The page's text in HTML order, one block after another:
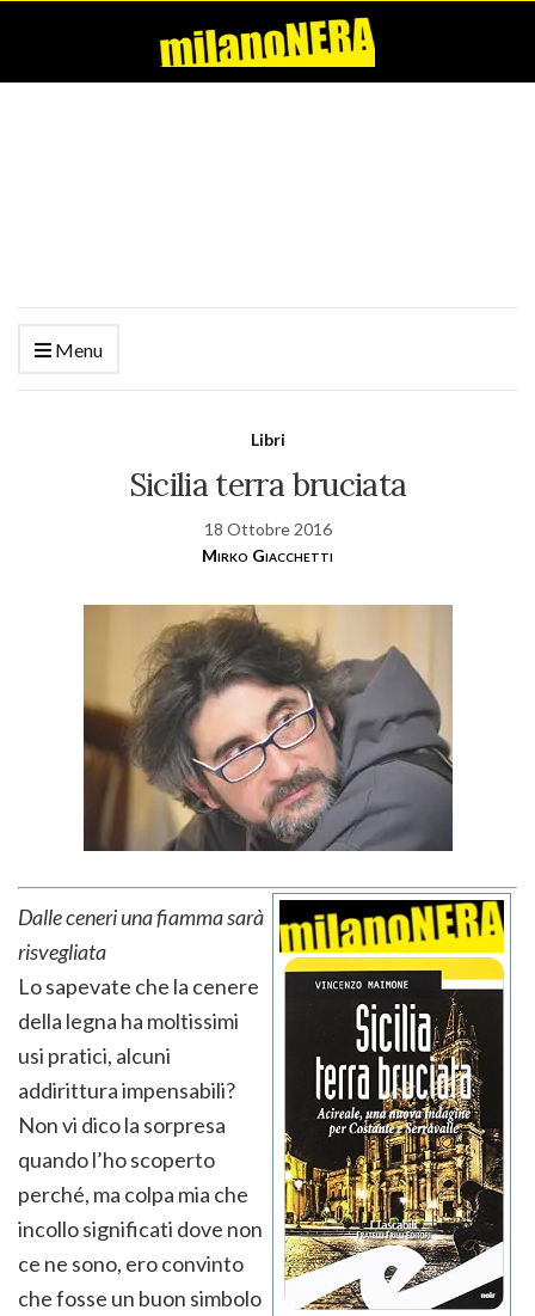
Menu
Libri
Sicilia terra bruciata
18 Ottobre 2016
Mirko Giacchetti
Dalle ceneri una fiamma sarà
risvegliata
Lo sapevate che la cenere
della legna ha moltissimi
usi pratici, alcuni
addirittura impensabili?
Non vi dico la sorpresa
quando l’ho scoperto
perché, ma colpa mia che
incollo significati dove non
ce ne sono, ero convinto
che fosse un buon simbolo